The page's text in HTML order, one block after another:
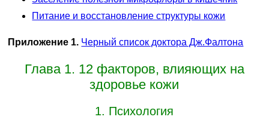
Питание и восстановление структуры кожи
Приложение 1. Черный список доктора Дж.Фалтона
Глава 1. 12 факторов, влияющих на
здоровье кожи
1. Психология